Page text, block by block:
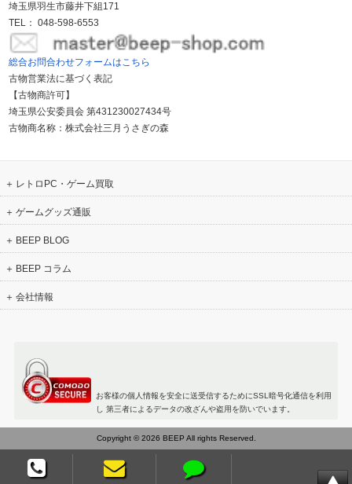
埼玉県羽生市藤井下組171
TEL： 048-598-6553
総合お問合わせフォームはこちら
古物営業法に基づく表記
【古物商許可】
埼玉県公安委員会 第431230027434号
古物商名称：株式会社三月うさぎの森
レトロPC・ゲーム買取
ゲームグッズ通販
BEEP BLOG
BEEP コラム
会社情報
お客様の個人情報を安全に送受信するためにSSL暗号化通信を利用
し 第三者によるデータの改ざんや盗用を防いでいます。
Copyright © 2026 BEEP All rights Reserved.